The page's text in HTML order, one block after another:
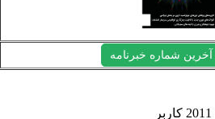
شماره خبرنامه